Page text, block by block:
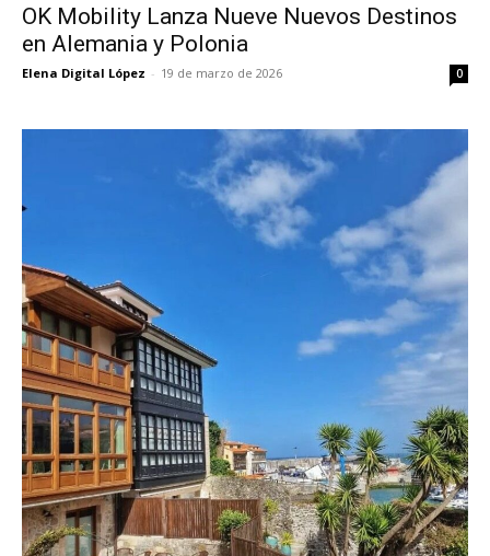
OK Mobility Lanza Nueve Nuevos Destinos
en Alemania y Polonia
Elena Digital López - 19 de marzo de 2026 0